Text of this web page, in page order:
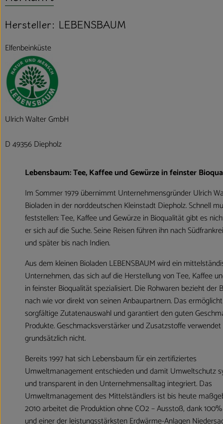
Hersteller: LEBENSBAUM
Elfenbeinküste
Ulrich Walter GmbH
D 49356 Diepholz
Lebensbaum: Tee, Kaffee und Gewürze in feinster
Im Sommer 1979 übernimmt Unternehmensgründer Ulrich
Bioladen in der norddeutschen Kleinstadt Diepholz. Schnell
feststellen: Tee, Kaffee und Gewürze in Bioqualität gibt es
er sich auf die Suche. Seine Reisen führen ihn nach
und später bis nach Indien.
Aus dem kleinen Bioladen LEBENSBAUM wird ein
Unternehmen, das sich auf die Herstellung von Tee, Kaffee
in feinster Bioqualität spezialisiert. Die Rohwaren bezieht der
nach wie vor direkt von seinen Anbaupartnern. Das
sorgfältige Zutatenauswahl und garantiert den guten
Produkte. Geschmacksverstärker und Zusatzstoffe
grundsätzlich nicht.
Bereits 1997 hat sich Lebensbaum für ein zertifiziertes
Umweltmanagement entschieden und damit Umweltschutz
und transparent in den Unternehmensalltag integriert. Das
Umweltmanagement des Mittelständlers ist bis heute
2010 arbeitet die Produktion ohne CO2 – Ausstoß, dank